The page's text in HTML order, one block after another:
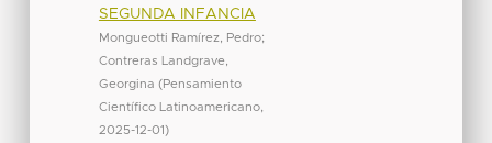
SEGUNDA INFANCIA
Mongueotti Ramírez, Pedro;
Contreras Landgrave,
Georgina (Pensamiento
Científico Latinoamericano,
2025-12-01)